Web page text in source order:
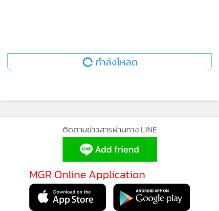
ดังนั้น tiktok และ shopee มันอยู่ในตำแหน่งที่โค่นล้มได้ยากแล้ว
ผมตกผลึกไอเดียหนึ่งมา กำลังจะขายงานให้ลูกค้าเจ้าหนึ่ง ไอเดีย
สลากพลัส ไปตั้งร้านในนั้นก่อน แต่เราจะดึง traffic ยังไง เราคง
หวังพึ่ง thaimart ในช่วงแรกไม่ได้ จะไป Facebook รึ โอ้โหยิ่งแย่
กว่า tiktok แอดที่พังมากที่สุดคือ Facebook การนำส่ง content
ห่วยสุดต้องทำความเข้าใจ platform ก่อน Tiktok กับ
Facebook นั้น การนำส่ง content เหมือนกัน คือ platform นำ
ส่งให้คุณเอง ดังนั้น อำนาจการมองเห็นยังไม่ได้อยู่ที่เรา ผมมอง
กำลังโหลด
ติดตามข่าวสารผ่านทาง LINE
MGR Online Application